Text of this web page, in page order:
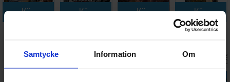
Samtycke Information Om
Köp
Brädspel
894 SEK
Köp
Long NightVäntas in:
Köp
Brädspel
1 687 SEK
Köp
Avalon The
Kortspel
228 SEK 2026-